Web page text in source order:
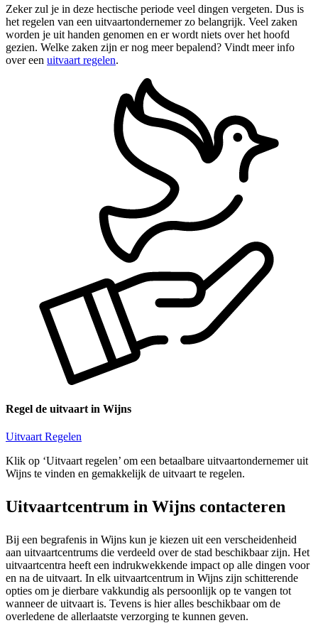
Zeker zul je in deze hectische periode veel dingen vergeten. Dus is
het regelen van een uitvaartondernemer zo belangrijk. Veel zaken
worden je uit handen genomen en er wordt niets over het hoofd
gezien. Welke zaken zijn er nog meer bepalend? Vindt meer info
over een uitvaart regelen.
Regel de uitvaart in Wijns
Uitvaart Regelen
Klik op ‘Uitvaart regelen’ om een betaalbare uitvaartondernemer uit
Wijns te vinden en gemakkelijk de uitvaart te regelen.
Uitvaartcentrum in Wijns contacteren
Bij een begrafenis in Wijns kun je kiezen uit een verscheidenheid
aan uitvaartcentrums die verdeeld over de stad beschikbaar zijn. Het
uitvaartcentra heeft een indrukwekkende impact op alle dingen voor
en na de uitvaart. In elk uitvaartcentrum in Wijns zijn schitterende
opties om je dierbare vakkundig als persoonlijk op te vangen tot
wanneer de uitvaart is. Tevens is hier alles beschikbaar om de
overledene de allerlaatste verzorging te kunnen geven.